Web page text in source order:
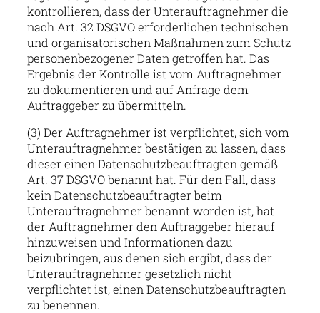
kontrollieren, dass der Unterauftragnehmer die
nach Art. 32 DSGVO erforderlichen technischen
und organisatorischen Maßnahmen zum Schutz
personenbezogener Daten getroffen hat. Das
Ergebnis der Kontrolle ist vom Auftragnehmer
zu dokumentieren und auf Anfrage dem
Auftraggeber zu übermitteln.
(3) Der Auftragnehmer ist verpflichtet, sich vom
Unterauftragnehmer bestätigen zu lassen, dass
dieser einen Datenschutzbeauftragten gemäß
Art. 37 DSGVO benannt hat. Für den Fall, dass
kein Datenschutzbeauftragter beim
Unterauftragnehmer benannt worden ist, hat
der Auftragnehmer den Auftraggeber hierauf
hinzuweisen und Informationen dazu
beizubringen, aus denen sich ergibt, dass der
Unterauftragnehmer gesetzlich nicht
verpflichtet ist, einen Datenschutzbeauftragten
zu benennen.